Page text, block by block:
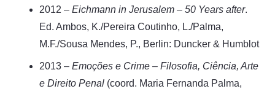
2012 – Eichmann in Jerusalem – 50 Years after.
Ed. Ambos, K./Pereira Coutinho, L./Palma,
M.F./Sousa Mendes, P., Berlin: Duncker & Humblot
2013 – Emoções e Crime – Filosofia, Ciência, Arte
e Direito Penal (coord. Maria Fernanda Palma,